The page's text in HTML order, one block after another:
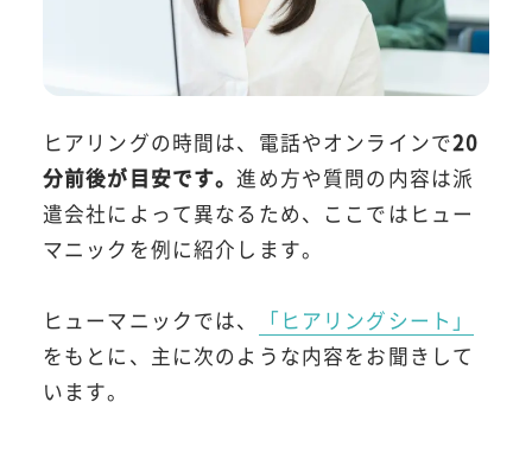
ヒアリングの時間は、電話やオンラインで20
分前後が目安です。進め方や質問の内容は派
遣会社によって異なるため、ここではヒュー
マニックを例に紹介します。
ヒューマニックでは、
「ヒアリングシート」
をもとに、主に次のような内容をお聞きして
います。